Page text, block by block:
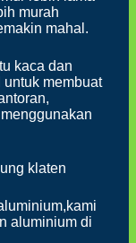
murah
mahal.
kaca dan
membuat
klaten
aluminium di